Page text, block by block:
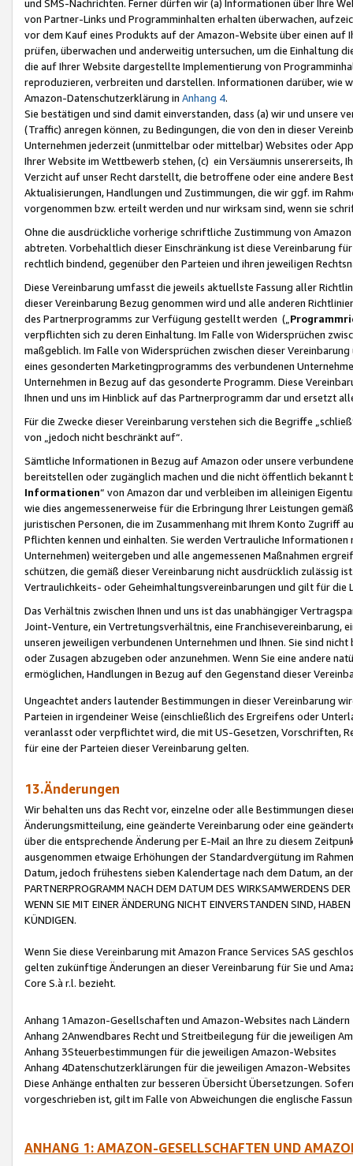
und SMS-Nachrichten. Ferner dürfen wir (a) Informationen über Ihre
von Partner-Links und Programminhalten erhalten überwachen,
vor dem Kauf eines Produkts auf der Amazon-Website über einen
prüfen, überwachen und anderweitig untersuchen, um die Einhaltung
die auf Ihrer Website dargestellte Implementierung von
reproduzieren, verbreiten und darstellen. Informationen darüber, wie
Amazon-Datenschutzerklärung in Anhang 4.
Sie bestätigen und sind damit einverstanden, dass (a) wir und
(Traffic) anregen können, zu Bedingungen, die von den in dieser
Unternehmen jederzeit (unmittelbar oder mittelbar) Websites oder
Ihrer Website im Wettbewerb stehen, (c) ein Versäumnis unsererseits,
Verzicht auf unser Recht darstellt, die betroffene oder eine andere
Aktualisierungen, Handlungen und Zustimmungen, die wir ggf. im
vorgenommen bzw. erteilt werden und nur wirksam sind, wenn sie
Ohne die ausdrückliche vorherige schriftliche Zustimmung von
abtreten. Vorbehaltlich dieser Einschränkung ist diese Vereinbarung
rechtlich bindend, gegenüber den Parteien und ihren jeweiligen
Diese Vereinbarung umfasst die jeweils aktuellste Fassung aller
dieser Vereinbarung Bezug genommen wird und alle anderen
des Partnerprogramms zur Verfügung gestellt werden („
verpflichten sich zu deren Einhaltung. Im Falle von Widersprüchen
maßgeblich. Im Falle von Widersprüchen zwischen dieser
eines gesonderten Marketingprogramms des verbundenen
Unternehmen in Bezug auf das gesonderte Programm. Diese
Ihnen und uns im Hinblick auf das Partnerprogramm dar und ersetzt
Für die Zwecke dieser Vereinbarung verstehen sich die Begriffe
von „jedoch nicht beschränkt auf“.
Sämtliche Informationen in Bezug auf Amazon oder unsere
bereitstellen oder zugänglich machen und die nicht öffentlich
Informationen“ von Amazon dar und verbleiben im alleinigen
wie dies angemessenerweise für die Erbringung Ihrer Leistungen
juristischen Personen, die im Zusammenhang mit Ihrem Konto
Pflichten kennen und einhalten. Sie werden Vertrauliche
Unternehmen) weitergeben und alle angemessenen Maßnahmen
schützen, die gemäß dieser Vereinbarung nicht ausdrücklich zulässig
Vertraulichkeits- oder Geheimhaltungsvereinbarungen und gilt für die
Das Verhältnis zwischen Ihnen und uns ist das unabhängiger
Joint-Venture, ein Vertretungsverhältnis, eine Franchisevereinbarung,
unseren jeweiligen verbundenen Unternehmen und Ihnen. Sie sind
oder Zusagen abzugeben oder anzunehmen. Wenn Sie eine andere
ermöglichen, Handlungen in Bezug auf den Gegenstand dieser
Ungeachtet anders lautender Bestimmungen in dieser Vereinbarung
Parteien in irgendeiner Weise (einschließlich des Ergreifens oder
veranlasst oder verpflichtet wird, die mit US-Gesetzen, Vorschriften,
für eine der Parteien dieser Vereinbarung gelten.
13.Änderungen
Wir behalten uns das Recht vor, einzelne oder alle Bestimmungen
Änderungsmitteilung, eine geänderte Vereinbarung oder eine
über die entsprechende Änderung per E-Mail an Ihre zu diesem
ausgenommen etwaige Erhöhungen der Standardvergütung im
Datum, jedoch frühestens sieben Kalendertage nach dem Datum, an
PARTNERPROGRAMM NACH DEM DATUM DES WIRKSAMWERDENS
WENN SIE MIT EINER ÄNDERUNG NICHT EINVERSTANDEN SIND,
KÜNDIGEN.
Wenn Sie diese Vereinbarung mit Amazon France Services SAS
gelten zukünftige Änderungen an dieser Vereinbarung für Sie und
Core S.à r.l. bezieht.
Anhang 1Amazon-Gesellschaften und Amazon-Websites nach Ländern
Anhang 2Anwendbares Recht und Streitbeilegung für die jeweiligen
Anhang 3Steuerbestimmungen für die jeweiligen Amazon-Websites
Anhang 4Datenschutzerklärungen für die jeweiligen Amazon-Websites
Diese Anhänge enthalten zur besseren Übersicht Übersetzungen.
vorgeschrieben ist, gilt im Falle von Abweichungen die englische
ANHANG 1: AMAZON-GESELLSCHAFTEN UND